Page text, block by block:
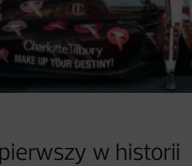
pierwszy w historii